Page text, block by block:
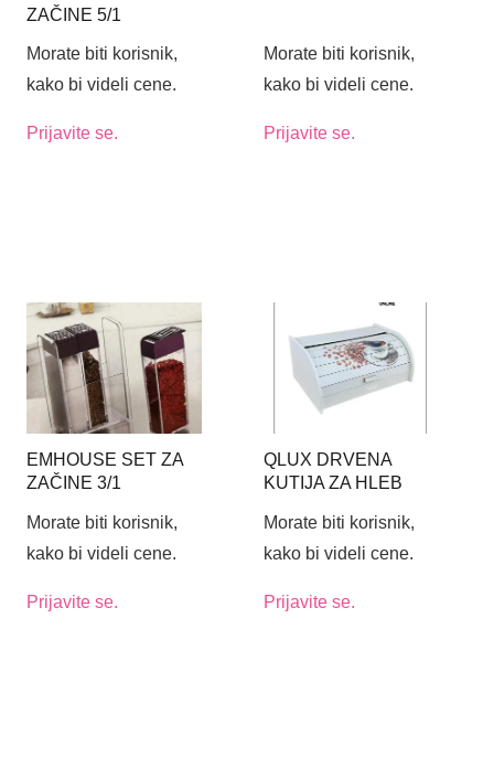
ZAČINE 5/1
Morate biti korisnik,
kako bi videli cene.
Prijavite se.
Morate biti korisnik,
kako bi videli cene.
Prijavite se.
EMHOUSE SET ZA
ZAČINE 3/1
Morate biti korisnik,
kako bi videli cene.
Prijavite se.
QLUX DRVENA
KUTIJA ZA HLEB
Morate biti korisnik,
kako bi videli cene.
Prijavite se.